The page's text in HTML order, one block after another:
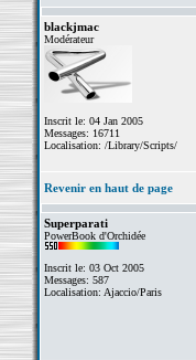
blackjmac
Modérateur
Inscrit le: 04 Jan 2005
Messages: 16711
Localisation: /Library/Scripts/
Revenir en haut de page
Superparati
PowerBook d'Orchidée
Inscrit le: 03 Oct 2005
Messages: 587
Localisation: Ajaccio/Paris